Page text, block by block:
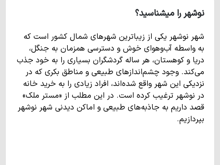
نوشهر را میشناسید؟
شهر نوشهر یکی از زیباترین شهرهای شمال کشور است که
به واسطه آب‌وهوای خوش و دسترسی همزمان به جنگل،
دریا و کوهستان، هر ساله گردشگران بسیاری را به خود جذب
می‌کند. وجود چشم‌اندازهای طبیعی و مناطق بکری که در
نزدیکی این شهر واقع شده‌اند، افراد زیادی را به خرید خانه
در نوشهر ترغیب کرده است. در این مطلب از «مستر ملک»
قصد داریم به جاذبه‌های طبیعی و اماکن دیدنی شهر نوشهر
بپردازیم.